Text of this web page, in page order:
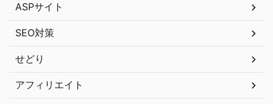
ASPサイト
SEO対策
せどり
アフィリエイト